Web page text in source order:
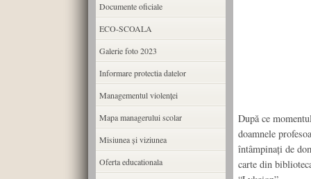
După ce
doamnele
întâmpinaţi de
carte din
Documente oficiale
ECO-SCOALA
Galerie foto 2023
Informare protectia datelor
Managementul violenței
Mapa managerului scolar
Misiunea şi viziunea
Oferta educationala